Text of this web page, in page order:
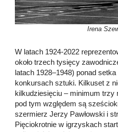
Irena
W latach 1924-2022
około trzech tysięcy
latach 1928–1948) ponad
konkursach sztuki. Kilkuset z
kilkudziesięciu – minimum trzy
pod tym względem są
szermierz Jerzy Pawłowski i
Pięciokrotnie w igrzyskach